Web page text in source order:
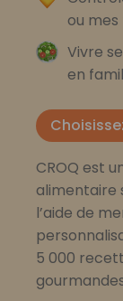
ou
Vivre
en
CROQ est
alimentaire
l’aide de
5 000